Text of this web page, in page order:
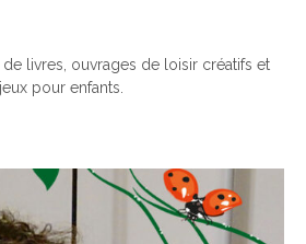
livres, ouvrages de loisir créatifs et
jeux pour enfants.